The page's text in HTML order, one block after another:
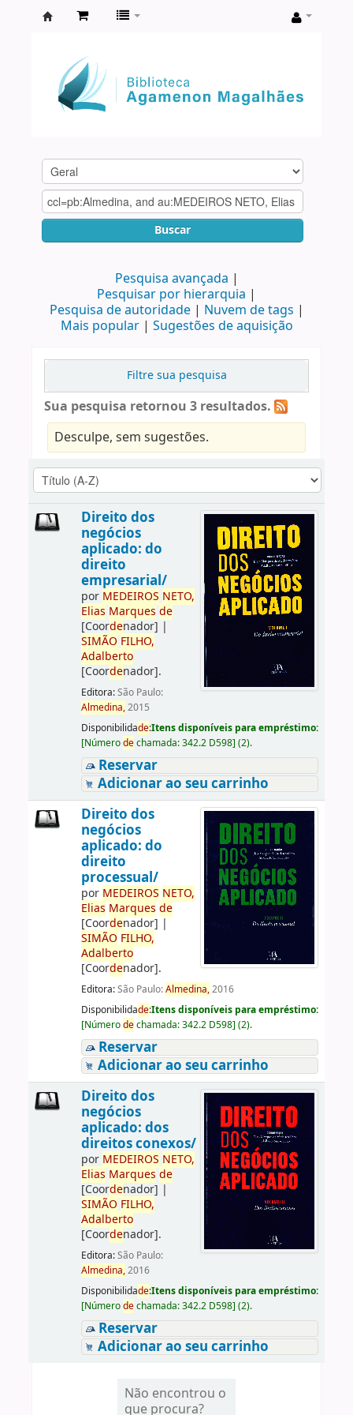
Agamenon
Magalhães
Buscar
Pesquisa avançada
Pesquisar por hierarquia
Pesquisa de autoridade
Nuvem de tags
Mais popular
Sugestões de aquisição
Filtre sua pesquisa
Sua pesquisa retornou 3 resultados.
Desculpe, sem sugestões.
Direito dos
negócios
aplicado: do
direito
empresarial/
por MEDEIROS NETO,
Elias Marques de
[Coordenador] |
SIMÃO FILHO,
Adalberto
[Coordenador].
Editora:São Paulo:
Almedina,2015
Disponibilidade:Itens disponíveis para empréstimo:
[Númerodechamada:342.2 D598] (2).
Reservar
Adicionar ao seu carrinho
Direito dos
negócios
aplicado: do
direito
processual/
por MEDEIROS NETO,
Elias Marques de
[Coordenador] |
SIMÃO FILHO,
Adalberto
[Coordenador].
Editora:São Paulo:Almedina,2016
Disponibilidade:Itens disponíveis para empréstimo:
[Númerodechamada:342.2 D598] (2).
Reservar
Adicionar ao seu carrinho
Direito dos
negócios
aplicado: dos
direitos conexos/
por MEDEIROS NETO,
Elias Marques de
[Coordenador] |
SIMÃO FILHO,
Adalberto
[Coordenador].
Editora:São Paulo:
Almedina,2016
Disponibilidade:Itens disponíveis para empréstimo:
[Númerodechamada:342.2 D598] (2).
Reservar
Adicionar ao seu carrinho
Não encontrou o
que procura?